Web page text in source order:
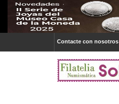
Contacte con nosotros